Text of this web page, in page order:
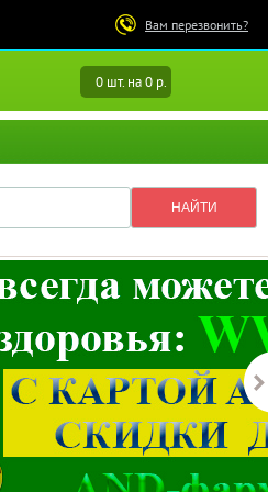
Вам перезвонить?
0 шт. на 0 р.